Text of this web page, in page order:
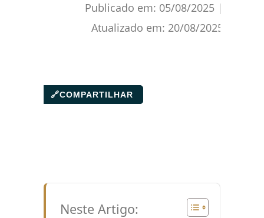
Publicado em: 05/08/2025 |
Atualizado em: 20/08/2025
🔗COMPARTILHAR
Neste Artigo: